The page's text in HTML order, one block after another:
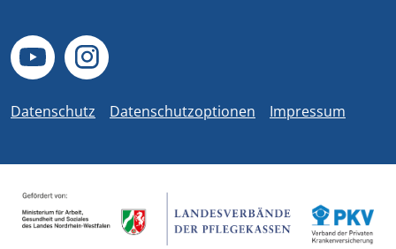
Datenschutz Datenschutzoptionen Impressum